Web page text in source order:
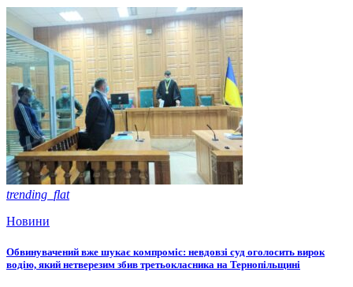
trending_flat
Новини
Обвинувачений вже шукає компроміс: невдовзі суд оголосить вирок
водію, який нетверезим збив третьокласника на Тернопільщині